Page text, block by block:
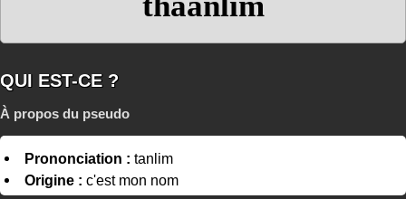
QUI EST-CE ?
À propos du pseudo
Prononciation :tanlim
Origine :c'est mon nom